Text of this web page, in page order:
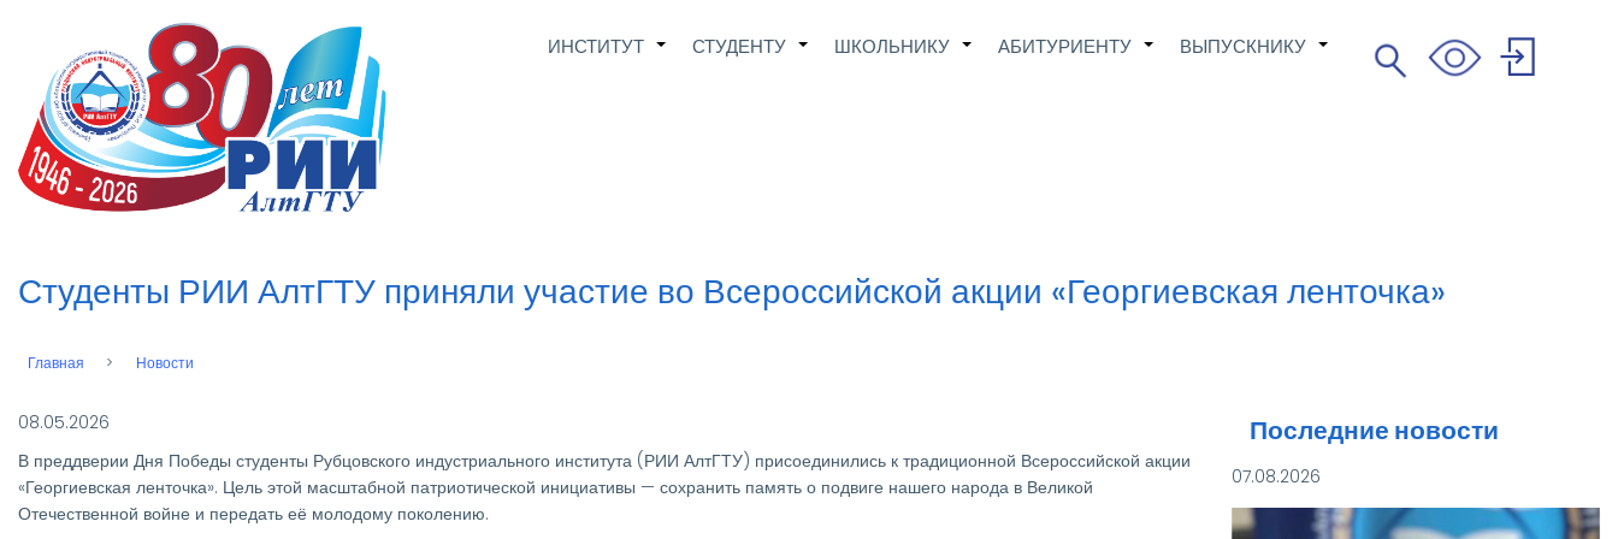
основному
содержанию
Main
+
ИНСТИТУТ +
СТУДЕНТУ +
ШКОЛЬНИКУ +
АБИТУРИЕНТУ +
ВЫПУСКНИКУ Search
Поиск
User
Студенты РИИ АлтГТУ приняли участие во Всероссийской акции «Георгиевская ленточка»
Строка
Главная Новости
08.05.2026
В преддверии Дня Победы студенты Рубцовского индустриального института (РИИ АлтГТУ) присоединились к традиционной Всероссийской акции
«Георгиевская ленточка». Цель этой масштабной патриотической инициативы — сохранить память о подвиге нашего народа в Великой
Отечественной войне и передать её молодому поколению.
Последние новости
07.08.2026